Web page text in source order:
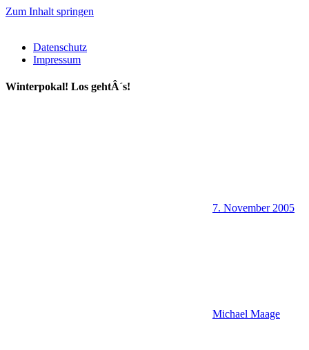
Zum Inhalt springen
Datenschutz
Impressum
Winterpokal! Los gehtÂ´s!
7. November 2005
Michael Maage